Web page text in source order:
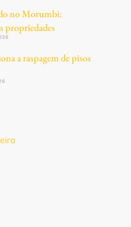
no Morumbi:
propriedades
a raspagem de pisos